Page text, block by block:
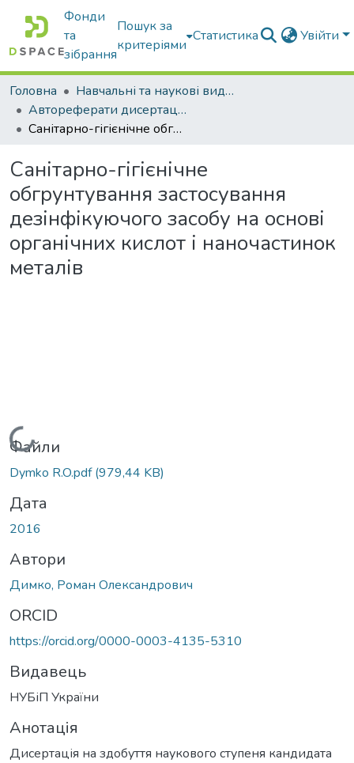
Фонди
та
зібрання
Пошук за
критеріями
Статистика Увійти
Головна
Навчальні та наукові видання
Автореферати дисертацій та дисертації
Санітарно-гігієнічне обгрунтування застосування дезінфікуючого засобу на основі органічних кислот і наночастинок металів
Санітарно-гігієнічне
обгрунтування застосування
дезінфікуючого засобу на основі
органічних кислот і наночастинок
металів
Вантажиться...
Файли
Dymko R.O.pdf(979,44 KB)
Дата
2016
Автори
Димко, Роман Олександрович
ORCID
https://orcid.org/0000-0003-4135-5310
Видавець
НУБіП України
Анотація
Дисертація на здобуття наукового ступеня кандидата